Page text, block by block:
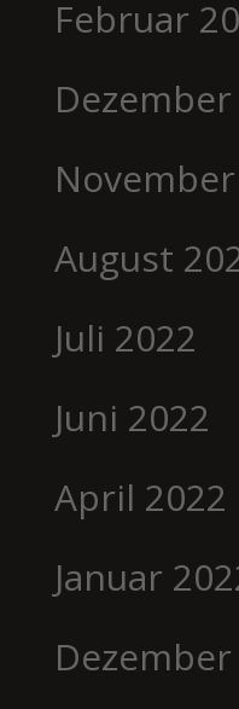
Februar
August
Juli 2022
Juni 2022
April 2022
Januar
Dezember